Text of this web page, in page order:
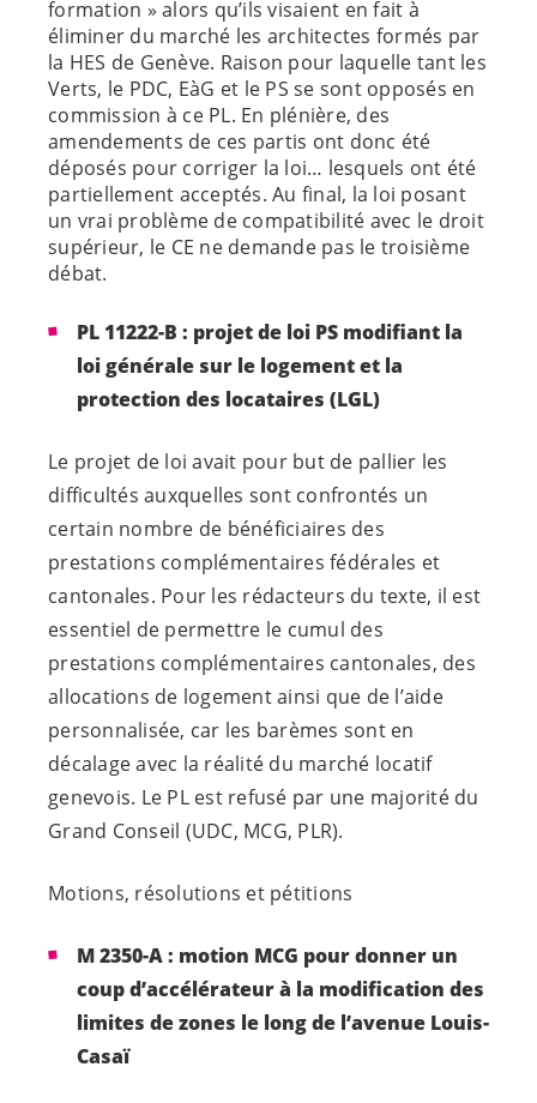
formation » alors qu’ils visaient en fait à
éliminer du marché les architectes formés par
la HES de Genève. Raison pour laquelle tant les
Verts, le PDC, EàG et le PS se sont opposés en
commission à ce PL. En plénière, des
amendements de ces partis ont donc été
déposés pour corriger la loi… lesquels ont été
partiellement acceptés. Au final, la loi posant
un vrai problème de compatibilité avec le droit
supérieur, le CE ne demande pas le troisième
débat.
PL 11222-B : projet de loi PS modifiant la
loi générale sur le logement et la
protection des locataires (LGL)
Le projet de loi avait pour but de pallier les
difficultés auxquelles sont confrontés un
certain nombre de bénéficiaires des
prestations complémentaires fédérales et
cantonales. Pour les rédacteurs du texte, il est
essentiel de permettre le cumul des
prestations complémentaires cantonales, des
allocations de logement ainsi que de l’aide
personnalisée, car les barèmes sont en
décalage avec la réalité du marché locatif
genevois. Le PL est refusé par une majorité du
Grand Conseil (UDC, MCG, PLR).
Motions, résolutions et pétitions
M 2350-A : motion MCG pour donner un
coup d’accélérateur à la modification des
limites de zones le long de l’avenue Louis-
Casaï